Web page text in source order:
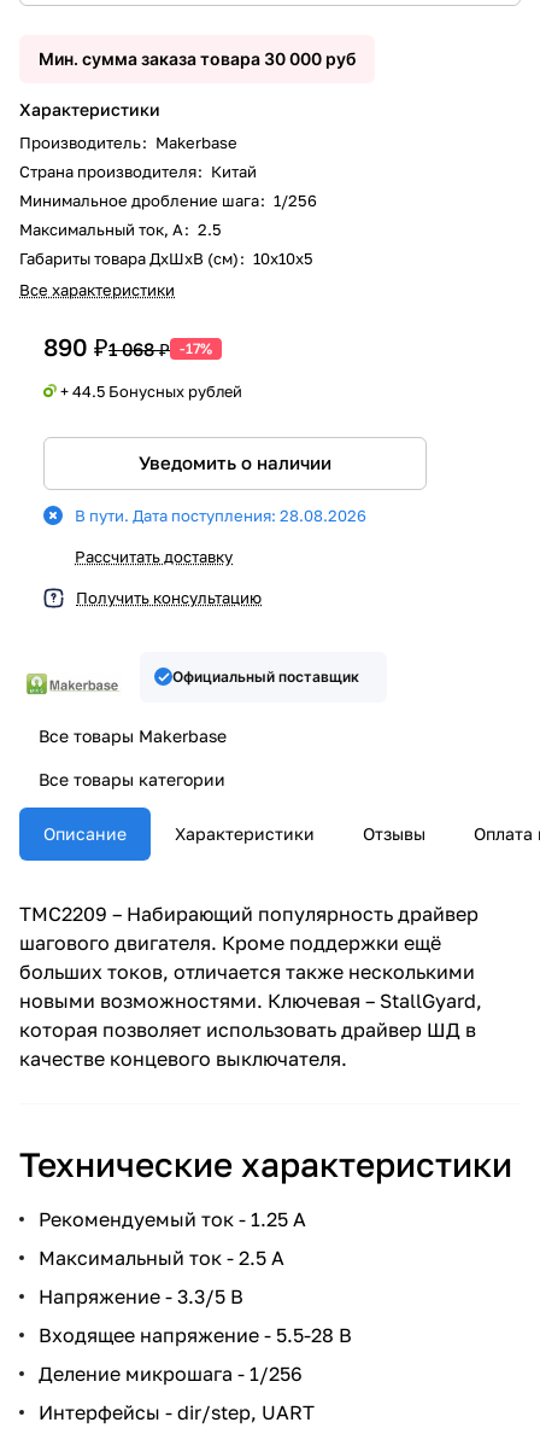
Мин. сумма заказа товара 30 000 руб
Характеристики
Производитель: Makerbase
Страна производителя: Китай
Минимальное дробление шага: 1/256
Максимальный ток, А: 2.5
Габариты товара ДxШxВ (см): 10х10х5
Все характеристики
890 ₽1 068 ₽ -17%
+ 44.5 Бонусных рублей
Уведомить о наличии
В пути. Дата поступления: 28.08.2026
Рассчитать доставку
Получить консультацию
Официальный поставщик
Все товары Makerbase
Все товары категории
Описание Характеристики Отзывы Оплата
TMC2209 – Набирающий популярность драйвер
шагового двигателя. Кроме поддержки ещё
больших токов, отличается также несколькими
новыми возможностями. Ключевая – StallGyard,
которая позволяет использовать драйвер ШД в
качестве концевого выключателя.
Технические характеристики
Рекомендуемый ток - 1.25 А
Максимальный ток - 2.5 А
Напряжение - 3.3/5 В
Входящее напряжение - 5.5-28 В
Деление микрошага - 1/256
Интерфейсы - dir/step, UART